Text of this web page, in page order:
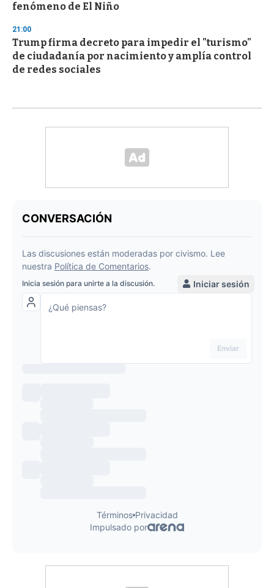
fenómeno de El Niño
21:00
Trump firma decreto para impedir el "turismo"
de ciudadanía por nacimiento y amplía control
de redes sociales